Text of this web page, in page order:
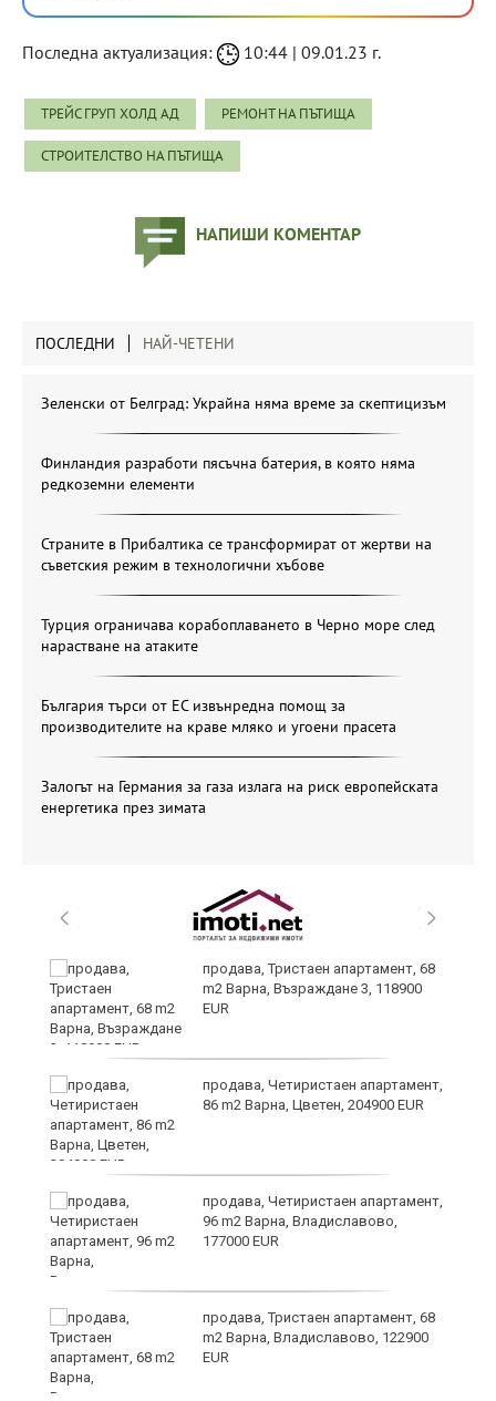
Последна актуализация: 10:44 | 09.01.23 г.
ТРЕЙС ГРУП ХОЛД АД РЕМОНТ НА ПЪТИЩА
СТРОИТЕЛСТВО НА ПЪТИЩА
НАПИШИ КОМЕНТАР
ПОСЛЕДНИ НАЙ-ЧЕТЕНИ
Зеленски от Белград: Украйна няма време за скептицизъм
Финландия разработи пясъчна батерия, в която няма
редкоземни елементи
Страните в Прибалтика се трансформират от жертви на
съветския режим в технологични хъбове
Турция ограничава корабоплаването в Черно море след
нарастване на атаките
България търси от ЕС извънредна помощ за
производителите на краве мляко и угоени прасета
Залогът на Германия за газа излага на риск европейската
енергетика през зимата
продава, Тристаен апартамент, 68
m2 Варна, Възраждане 3, 118900
EUR
продава, Четиристаен апартамент,
86 m2 Варна, Цветен, 204900 EUR
продава, Четиристаен апартамент,
96 m2 Варна, Владиславово,
177000 EUR
продава, Тристаен апартамент, 68
m2 Варна, Владиславово, 122900
EUR